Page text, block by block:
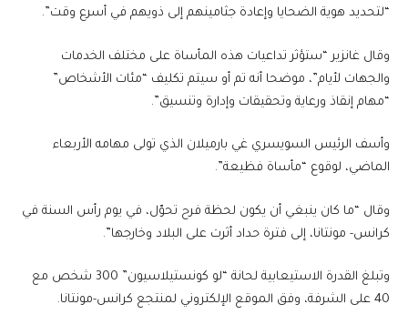
“لتحديد هوية الضحايا وإعادة جثامينهم إلى ذويهم في أسرع وقت”.
وقال غانزير “ستؤثر تداعيات هذه المأساة على مختلف الخدمات
والجهات لأيام”، موضحا أنه تم أو سيتم تكليف “مئات الأشخاص”
“مهام إنقاذ ورعاية وتحقيقات وإدارة وتنسيق”.
وأسف الرئيس السويسري غي بارميلان الذي تولى مهامه الأربعاء
الماضي، لوقوع “مأساة فظيعة”.
وقال “ما كان ينبغي أن يكون لحظة فرح تحوّل، في يوم رأس السنة في
كرانس- مونتانا، إلى فترة حداد أثرت على البلاد وخارجها”.
وتبلغ القدرة الاستيعابية لحانة “لو كونستيلاسيون” 300 شخص مع
40 على الشرفة، وفق الموقع الإلكتروني لمنتجع كرانس-مونتانا.